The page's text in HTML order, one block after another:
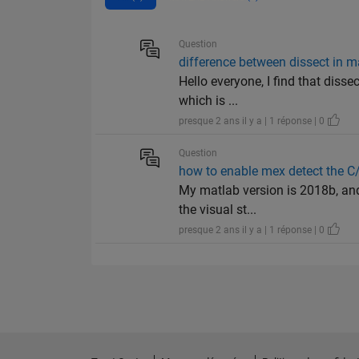
Question
difference between dissect in
Hello everyone, I find that
which is ...
presque 2 ans il y a | 1 réponse | 0
Question
how to enable mex detect the
My matlab version is 2018b,
the visual st...
presque 2 ans il y a | 1 réponse | 0